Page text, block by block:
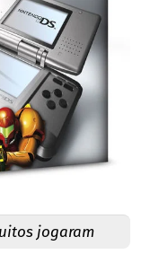
jogaram